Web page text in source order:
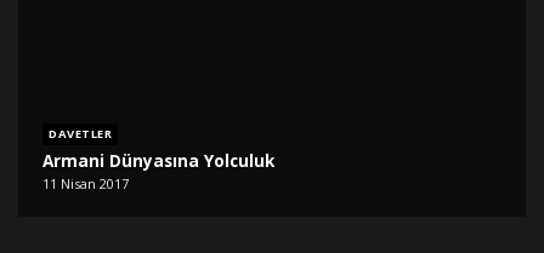
DAVETLER
Armani Dünyasına Yolculuk
11 Nisan 2017